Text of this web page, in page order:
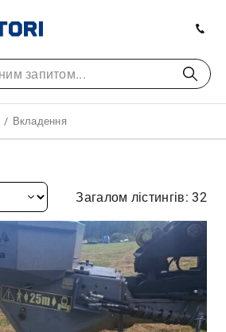
Вкладення
Загалом лістингів: 32